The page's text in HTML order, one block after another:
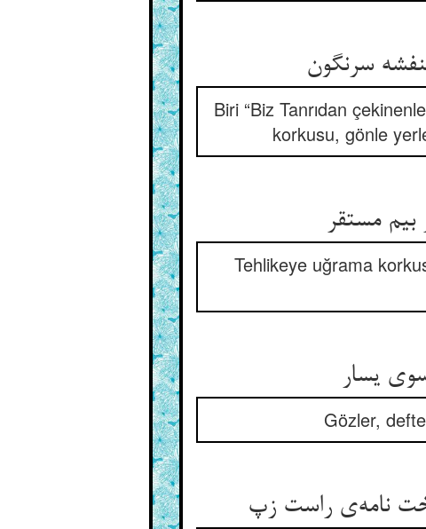
Biri “Biz Tanrıdan
korkusu, gönle
Tehlikeye uğrama
Gözler,